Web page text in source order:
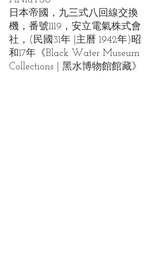
日本帝國，九三式八回線交換
機，番號1119，安立電氣株式會
社，(民國31年 |主曆 1942年)昭
和17年《Black Water Museum
Collections | 黑水博物館館藏》